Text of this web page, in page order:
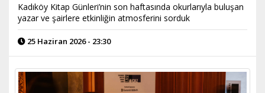
Kadıköy Kitap Günleri’nin son haftasında okurlarıyla buluşan
yazar ve şairlere etkinliğin atmosferini sorduk
25 Haziran 2026 - 23:30